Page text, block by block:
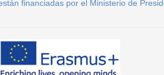
financiadas por el Ministerio de